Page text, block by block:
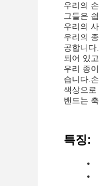
우리의
그들은
우리의
우리의
공합니
되어 있
우리 종
습니다.
색상으로
밴드는
특징: